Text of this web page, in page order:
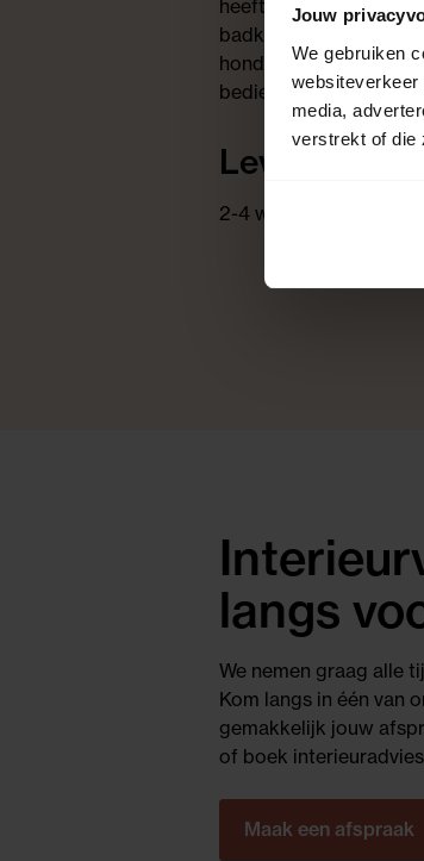
Jouw
We gebruiken
media,
verstrekt of die
heeft een
badkamers. Laat uw
honderden kleuren,
Levertijd &
2-4 weken
langs
We nemen graag alle
Kom langs in één van
gemakkelijk jouw
of boek
Maak een afspraak